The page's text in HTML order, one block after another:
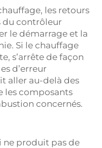
les retours
du contrôleur
le démarrage et la
Si le chauffage
s’arrête de façon
d’erreur
aller au-delà des
les composants
concernés.
ne produit pas de